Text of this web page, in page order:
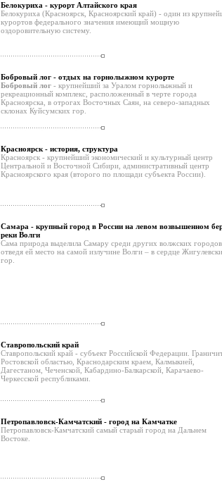
Белокуриха - курорт Алтайского края
Белокуриха (Красноярск, Красноярский край) - один из
курортов федерального значения имеющий мощную
оздоровительную систему.
Бобровый лог - отдых на горнолыжном курорте
Бобровый лог - крупнейший за Уралом горнолыжный и
рекреационный комплекс, расположенный в черте города
Красноярска, в отрогах Восточных Саян, на северо-западных
склонах Куйсумских гор.
Красноярск - история, структура
Красноярск - крупнейший экономический и культурный центр
Центральной и Восточной Сибири, административный центр
Красноярского края (второго по площади субъекта России).
Самара - крупный город в России на левом возвышенном
реки Волги
Сама природа выделила Самару среди других волжских городов,
отведя ей место на самой излучине Волги – в сердце
гор.
Ставропольский край
Ставропольский край - субъект Российской Федерации.
Ростовской областью, Краснодарским краем, Калмыкией,
Дагестаном, Чеченской, Кабардино-Балкарской, Карачаево-
Черкесской республиками.
Петропавловск-Камчатский - город на Камчатке
Петропавловск-Камчатский самый старый город на Дальнем
Востоке.